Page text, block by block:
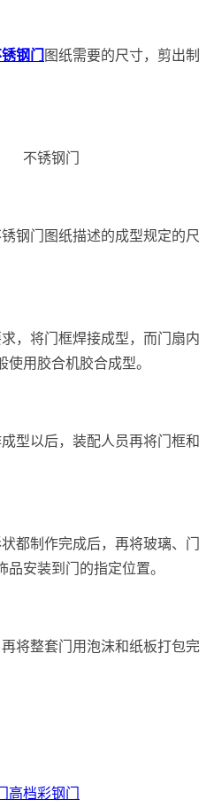
钢门
图纸需要的尺寸，剪出制
钢门图纸描述的成型规定的尺
，将门框焊接成型，而门扇内
用胶合机胶合成型。
型以后，装配人员再将门框和
都制作完成后，再将玻璃、门
安装到门的指定位置。
将整套门用泡沫和纸板打包完
高档彩钢门